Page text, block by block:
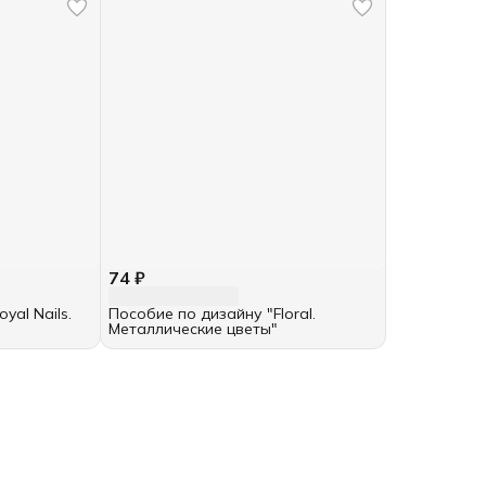
Nails.
74 ₽
Пособие по дизайну "Floral.
Металлические цветы"